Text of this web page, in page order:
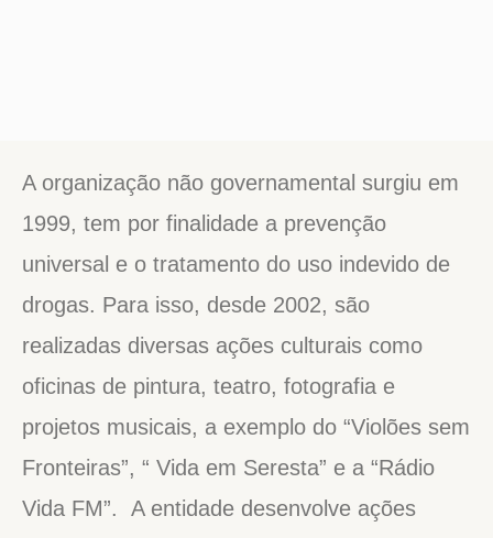
A organização não governamental surgiu em
1999, tem por finalidade a prevenção
universal e o tratamento do uso indevido de
drogas. Para isso, desde 2002, são
realizadas diversas ações culturais como
oficinas de pintura, teatro, fotografia e
projetos musicais, a exemplo do “Violões sem
Fronteiras”, “ Vida em Seresta” e a “Rádio
Vida FM”. A entidade desenvolve ações